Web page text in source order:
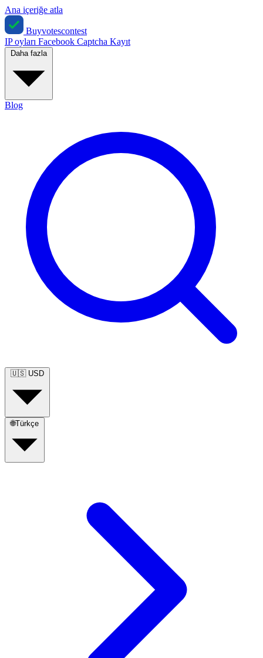
Ana içeriğe atla
Buyvotescontest
IP oyları Facebook Captcha Kayıt
Daha fazla
Blog
🇺🇸 USD
🌐Türkçe